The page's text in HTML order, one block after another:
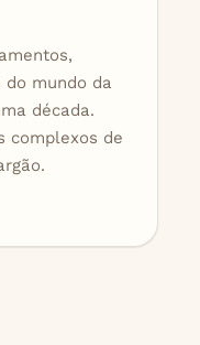
mundo da
década.
complexos de